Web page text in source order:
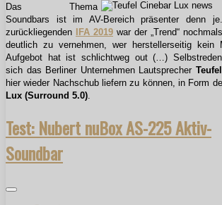
Das Thema
Soundbars ist im AV-Bereich präsenter denn
zurückliegenden IFA 2019 war der „Trend“
deutlich zu vernehmen, wer herstellerseitig kein
Aufgebot hat ist schlichtweg out (…)
sich das Berliner Unternehmen Lautsprecher Teufel
hier wieder Nachschub liefern zu können, in Form
Lux (Surround 5.0)
Test: Nubert nuBox AS-225 Aktiv-
Soundbar